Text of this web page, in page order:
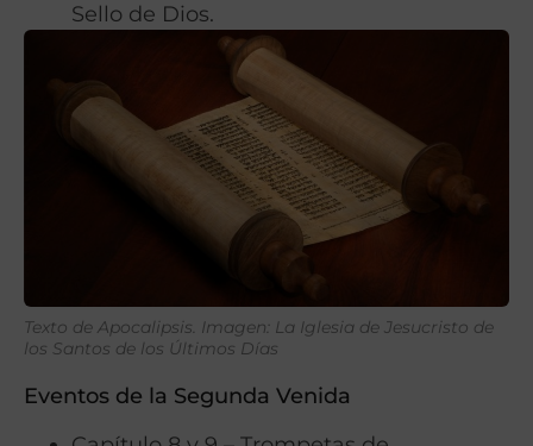
Sello de Dios.
Texto de Apocalipsis. Imagen: La Iglesia de Jesucristo de
los Santos de los Últimos Días
Eventos de la Segunda Venida